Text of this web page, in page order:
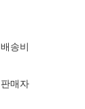
배송비
판매자